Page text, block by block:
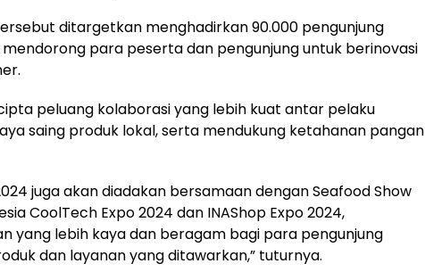
ditargetkan menghadirkan 90.000 pengunjung
para peserta dan pengunjung untuk berinovasi
peluang kolaborasi yang lebih kuat antar pelaku
saing produk lokal, serta mendukung ketahanan pangan
juga akan diadakan bersamaan dengan Seafood Show
CoolTech Expo 2024 dan INAShop Expo 2024,
yang lebih kaya dan beragam bagi para pengunjung
dan layanan yang ditawarkan,” tuturnya.